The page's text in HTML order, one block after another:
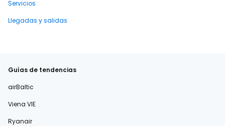
Servicios
Llegadas y salidas
Guías de tendencias
airBaltic
Viena VIE
Ryanair